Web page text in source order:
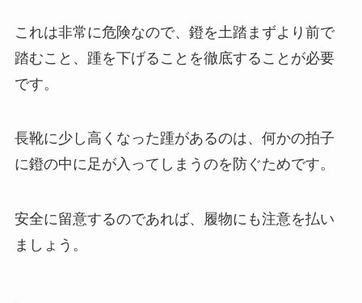
これは非常に危険なので、鐙を土踏まずより前で
踏むこと、踵を下げることを徹底することが必要
です。
長靴に少し高くなった踵があるのは、何かの拍子
に鐙の中に足が入ってしまうのを防ぐためです。
安全に留意するのであれば、履物にも注意を払い
ましょう。